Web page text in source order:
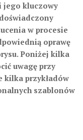
jego kluczowy
w procesie
oprawę
Poniżej kilka
uwagę przy
kilka przykładów
szablonów